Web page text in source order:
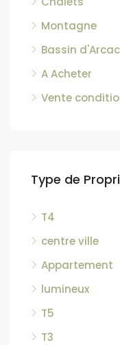
Montagne
Bassin
A Acheter
Vente
Type de
T4
centre ville
Appartement
lumineux
T5
T3